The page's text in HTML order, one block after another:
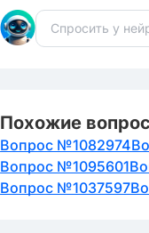
Похожие
Вопрос №1082974
Вопрос №1095601
Вопрос №1037597